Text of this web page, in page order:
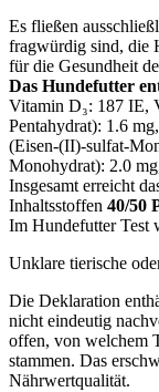
Es fließen
fragwürdig sind, die
für die Gesundheit
Das Hundefutter
Vitamin D₃: 187 IE,
Pentahydrat): 1.6
(Eisen-(II)-sulfat-
Monohydrat): 2.0
Insgesamt erreicht
Inhaltsstoffen 40/50
Im Hundefutter Test
Unklare tierische
Die Deklaration
nicht eindeutig
offen, von welchem
stammen. Das
Nährwertqualität.